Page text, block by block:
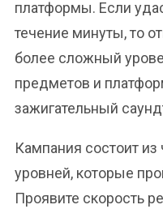
платформы. Если
течение минуты, то
более сложный
предметов и
зажигательный
Кампания состоит
уровней, которые
Проявите скорость